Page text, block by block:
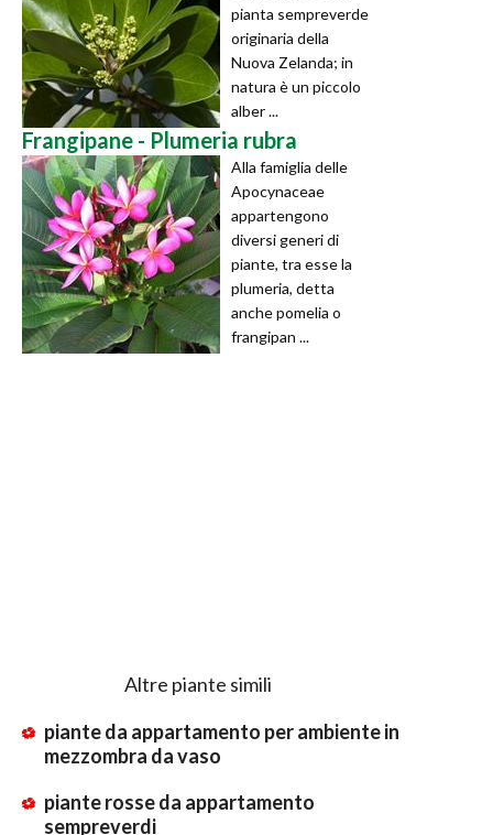
pianta sempreverde
originaria della
Nuova Zelanda; in
natura è un piccolo
alber ...
Frangipane - Plumeria rubra
Alla famiglia delle
Apocynaceae
appartengono
diversi generi di
piante, tra esse la
plumeria, detta
anche pomelia o
frangipan ...
Altre piante simili
piante da appartamento per ambiente in
mezzombra da vaso
piante rosse da appartamento
sempreverdi